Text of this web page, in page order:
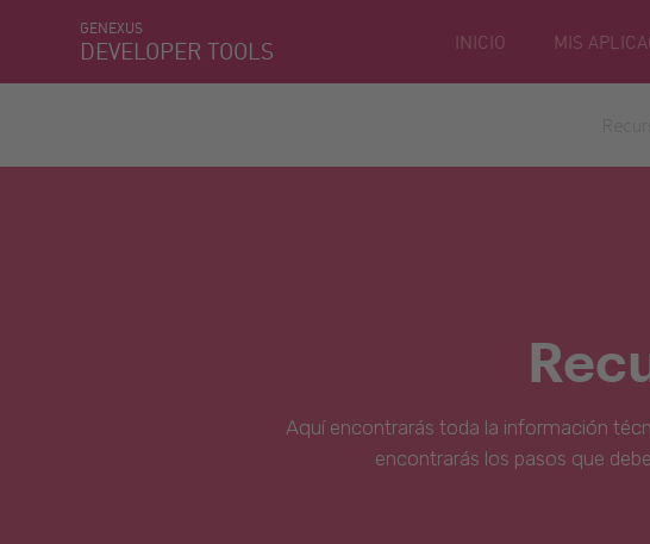
GENEXUS
DEVELOPER TOOLS INICIO MIS
Aquí encontrarás toda la información
encontrarás los pasos que